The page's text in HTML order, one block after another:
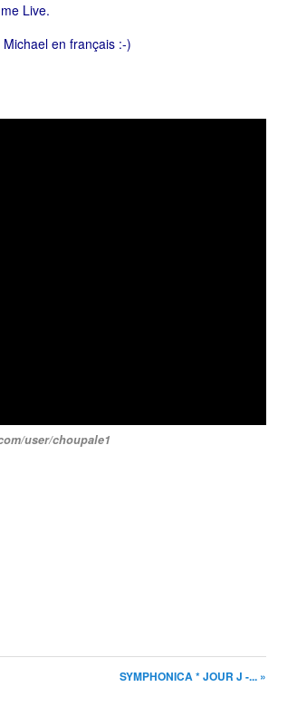
Live.
en français :-)
user/choupale1
SYMPHONICA * JOUR J -... »